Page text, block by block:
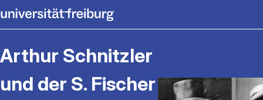
Arthur Schnitzler
und der S. Fischer